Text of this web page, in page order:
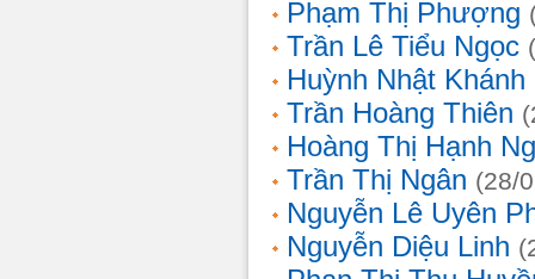
Phạm Thị Phượng
Trần Lê Tiểu Ngọc
Huỳnh Nhật Khánh
Trần Hoàng Thiên
Hoàng Thị Hạnh
Trần Thị Ngân (28/
Nguyễn Lê Uyên
Nguyễn Diệu Linh